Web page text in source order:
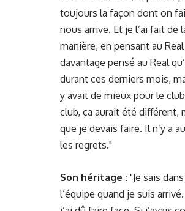
toujours la façon dont on
nous arrive. Et je l’ai fait de
manière, en pensant au Real
davantage pensé au Real
durant ces derniers mois,
y avait de mieux pour le
club, ça aurait été différent,
que je devais faire. Il n’y a
les regrets."
Son héritage : "Je sais
l’équipe quand je suis